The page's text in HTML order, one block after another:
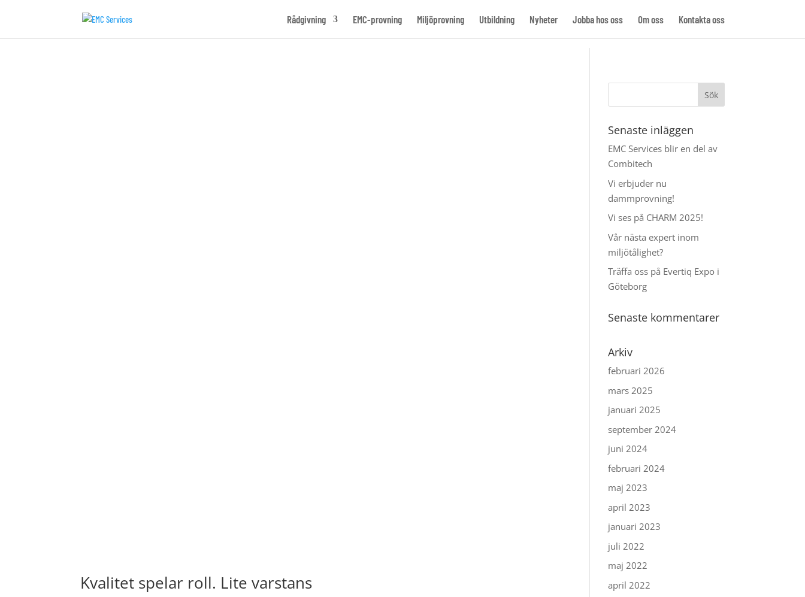
Rådgivning EMC-provning Miljöprovning Utbildning Nyheter Jobba hos oss Om oss Kontakta oss
Kvalitet spelar roll. Lite varstans
Senaste inläggen
EMC Services blir en del av
Combitech
Vi erbjuder nu
dammprovning!
Vi ses på CHARM 2025!
Vår nästa expert inom
miljötålighet?
Träffa oss på Evertiq Expo i
Göteborg
Senaste kommentarer
Arkiv
februari 2026
mars 2025
januari 2025
september 2024
juni 2024
februari 2024
maj 2023
april 2023
januari 2023
juli 2022
maj 2022
april 2022